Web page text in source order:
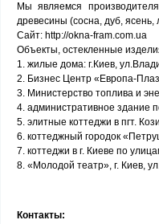
Мы являемся
древесины (сосна, дуб,
Сайт: http://okna-fram.com.ua
Объекты, остекленные
1. жилые дома: г.Киев,
2. Бизнес Центр «Европа-
3. Министерство топлива и
4. административное здание
5. элитные коттеджи в пгт.
6. коттеджный городок
7. коттеджи в г. Киеве по
8. «Молодой театр», г. Киев,
Контакты: